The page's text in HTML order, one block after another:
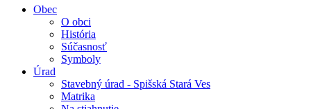
Obec
O obci
História
Súčasnosť
Symboly
Úrad
Stavebný úrad - Spišská Stará Ves
Matrika